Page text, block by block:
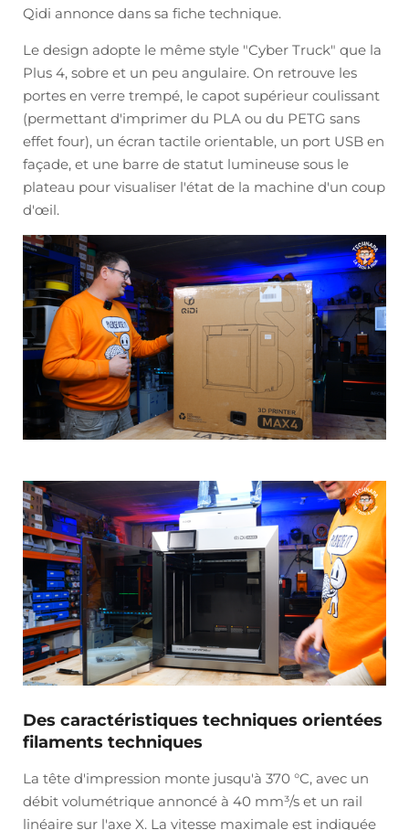
Qidi annonce dans sa fiche technique.
Le design adopte le même style "Cyber Truck" que la
Plus 4, sobre et un peu angulaire. On retrouve les
portes en verre trempé, le capot supérieur coulissant
(permettant d'imprimer du PLA ou du PETG sans
effet four), un écran tactile orientable, un port USB en
façade, et une barre de statut lumineuse sous le
plateau pour visualiser l'état de la machine d'un coup
d'œil.
Des caractéristiques techniques orientées
filaments techniques
La tête d'impression monte jusqu'à 370 °C, avec un
débit volumétrique annoncé à 40 mm³/s et un rail
linéaire sur l'axe X. La vitesse maximale est indiquée